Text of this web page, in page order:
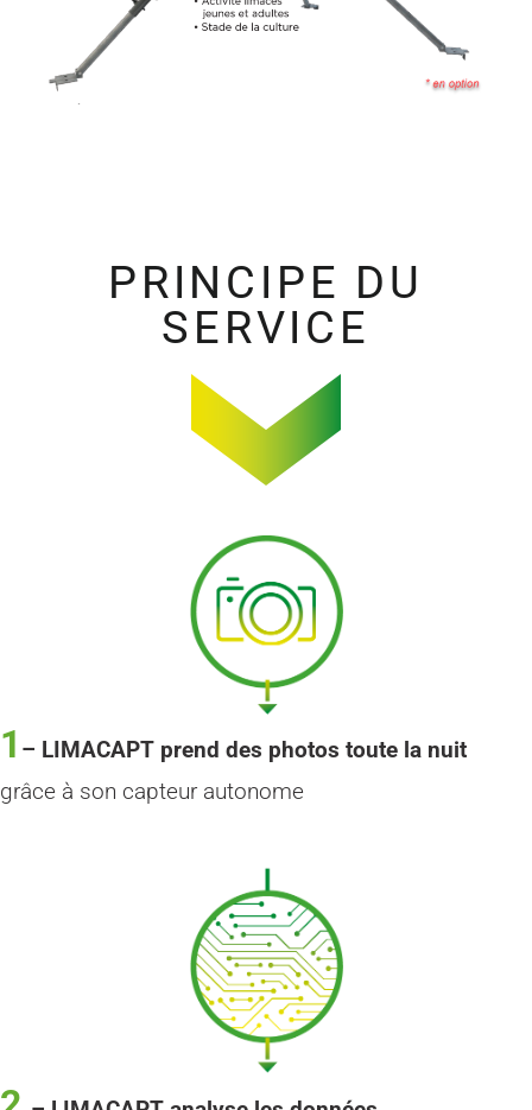
PRINCIPE DU
SERVICE
1 – LIMACAPT prend des photos toute la nuit
grâce à son capteur autonome